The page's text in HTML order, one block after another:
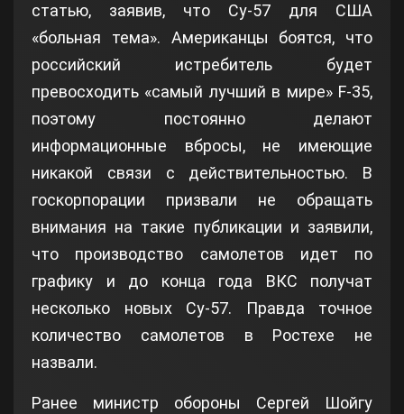
статью, заявив, что Су-57 для США
«больная тема». Американцы боятся, что
российский истребитель будет
превосходить «самый лучший в мире» F-35,
поэтому постоянно делают
информационные вбросы, не имеющие
никакой связи с действительностью. В
госкорпорации призвали не обращать
внимания на такие публикации и заявили,
что производство самолетов идет по
графику и до конца года ВКС получат
несколько новых Су-57. Правда точное
количество самолетов в Ростехе не
назвали.
Ранее министр обороны Сергей Шойгу